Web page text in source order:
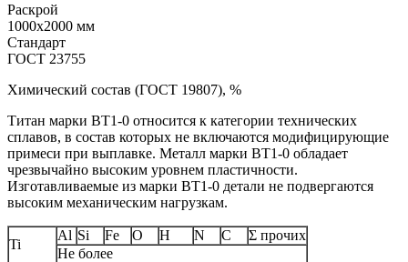
Раскрой
1000x2000 мм
Стандарт
ГОСТ 23755
Химический состав (ГОСТ 19807), %
Титан марки BT1-0 относится к категории технических
сплавов, в состав которых не включаются модифицирующие
примеси при выплавке. Металл марки ВТ1‑0 обладает
чрезвычайно высоким уровнем пластичности.
Изготавливаемые из марки ВТ1‑0 детали не подвергаются
высоким механическим нагрузкам.
Ti
Al Si Fe O H N C
Σ прочих
Не более